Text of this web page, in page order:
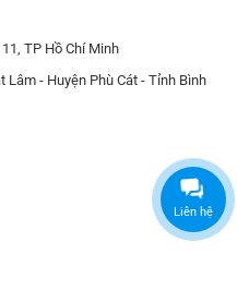
TP Hồ Chí Minh
Lâm - Huyện Phù Cát - Tỉnh Bình
Liên hệ